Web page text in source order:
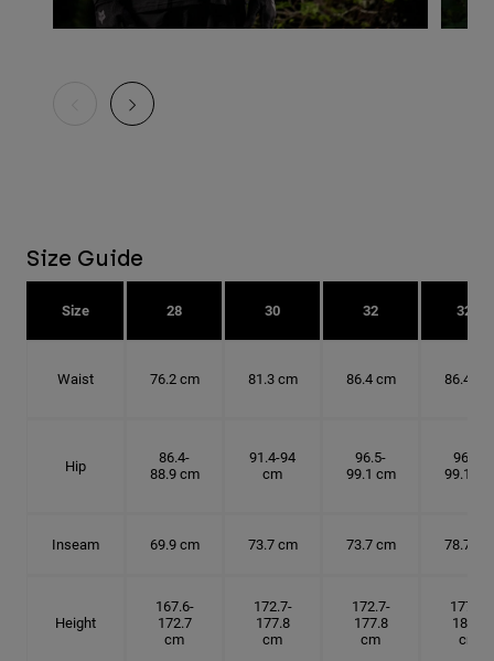
Size Guide
Size 28 30 32 32T
Waist 76.2 cm 81.3 cm 86.4 cm 86.4 cm
Hip
86.4-
88.9 cm
91.4-94
cm
96.5-
99.1 cm
96.5-
99.1 cm
Inseam 69.9 cm 73.7 cm 73.7 cm 78.7 cm
Height
167.6-
172.7
cm
172.7-
177.8
cm
172.7-
177.8
cm
177.8-
182.9
cm